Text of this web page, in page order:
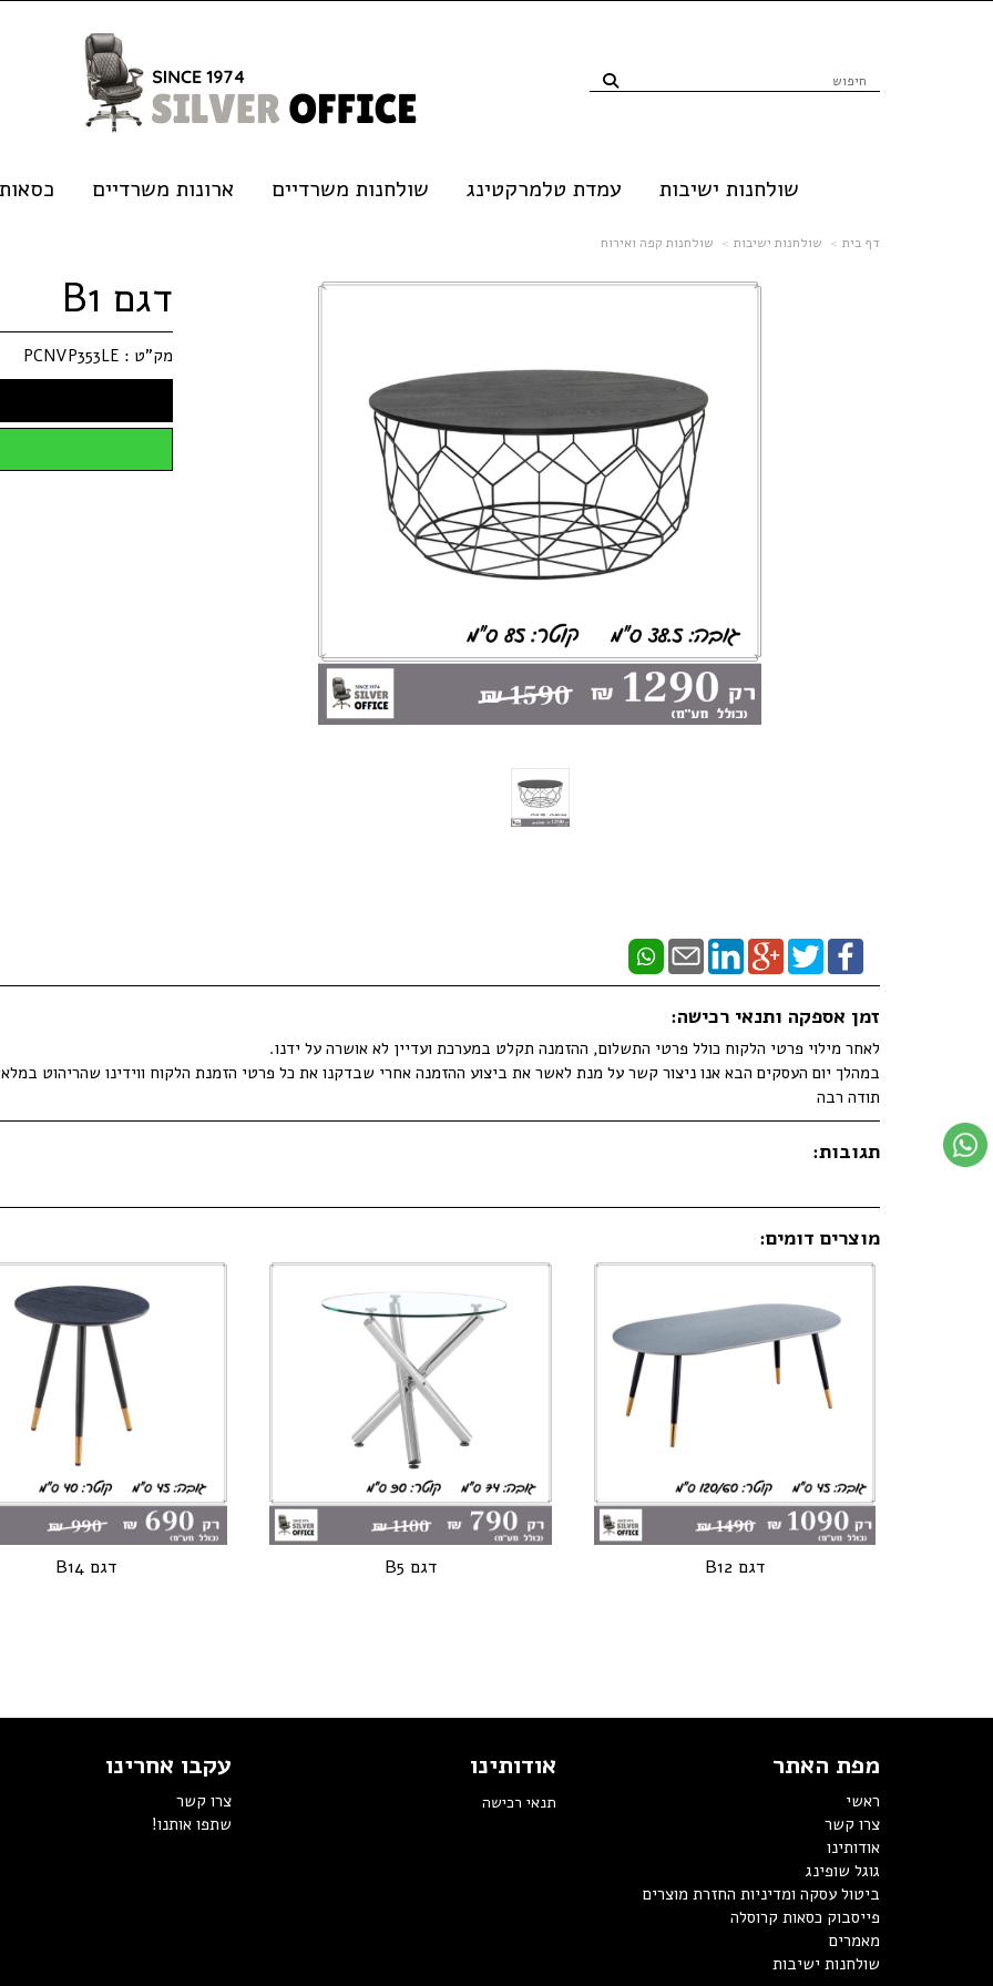
שולחנות ישיבות עמדת טלמרקטינג שולחנות משרדיים ארונות משרדיים
דף בית שולחנות ישיבות שולחנות קפה ואירוח
דגם B1
מק"ט : PCNVP353LE
זמן אספקה ותנאי רכישה:
לאחר מילוי פרטי הלקוח כולל פרטי התשלום, ההזמנה תקלט במערכת ועדיין לא אושרה על ידנו.
במהלך יום העסקים הבא אנו ניצור קשר על מנת לאשר את ביצוע ההזמנה אחרי שבדקנו את כל פרטי הזמנת הלקוח ווידינו שהריהוט
תודה רבה
תגובות:
מוצרים דומים:
דגם B12 דגם B5 דגם B14
מפת האתר
ראשי
צרו קשר
אודותינו
גוגל שופינג
ביטול עסקה ומדיניות החזרת מוצרים
פייסבוק כסאות קרוסלה
מאמרים
שולחנות ישיבות
אודותינו
תנאי רכישה
עקבו אחרינו
צרו קשר
שתפו אותנו!